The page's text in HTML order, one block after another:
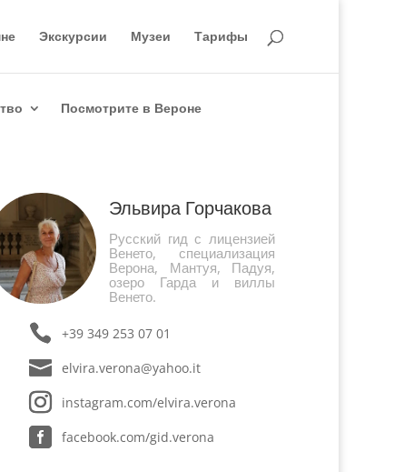
Экскурсии Музеи Тарифы
Посмотрите в Вероне
Эльвира Горчакова
Русский гид с лицензией
Венето, специализация
Верона, Мантуя, Падуя,
озеро Гарда и виллы
Венето.
+39 349 253 07 01
elvira.verona@yahoo.it
instagram.com/elvira.verona
facebook.com/gid.verona